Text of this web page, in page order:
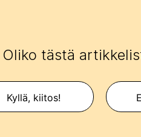
Oliko tästä
Kyllä, kiitos!